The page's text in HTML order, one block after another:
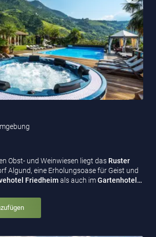
Obst- und Weinwiesen liegt das Ruster
Algund, eine Erholungsoase für Geist und
Friedheimals auch imGartenhotel…